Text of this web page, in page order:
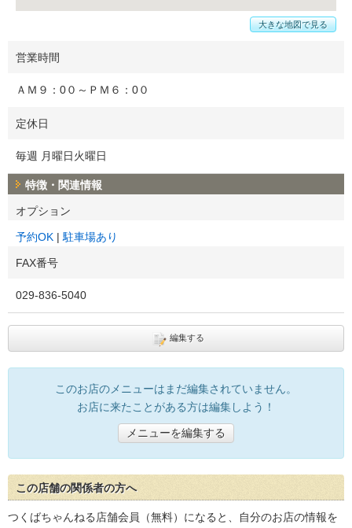
大きな地図で見る
営業時間
ＡＭ９：0０～ＰＭ６：0０
定休日
毎週 月曜日火曜日
特徴・関連情報
オプション
予約OK 駐車場あり
FAX番号
029-836-5040
編集する
このお店のメニューはまだ編集されていません。
お店に来たことがある方は編集しよう！
メニューを編集する
この店舗の関係者の方へ
つくばちゃんねる店舗会員（無料）になると、自分のお店の情報を